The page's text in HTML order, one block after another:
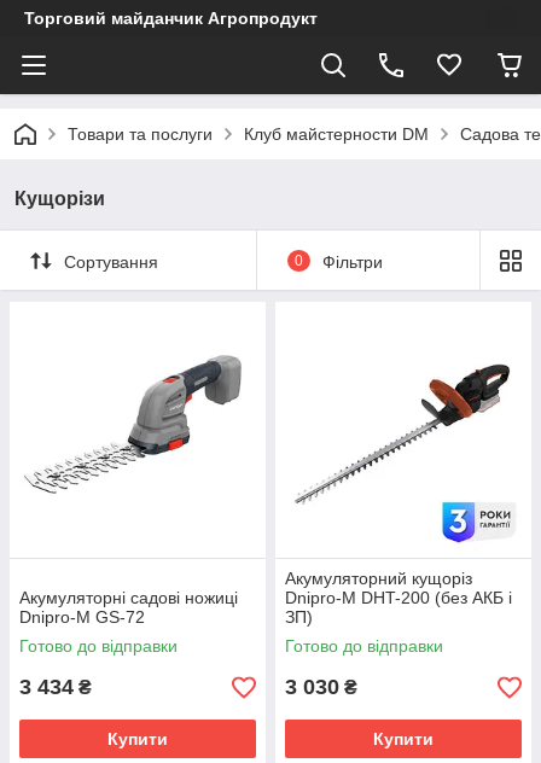
Торговий майданчик Агропродукт
Товари та послуги Клуб майстерности DM Садова
Кущорізи
Сортування 0 Фільтри
Акумуляторні садові ножиці
Dnipro-M GS-72
Готово до відправки
3 434 ₴
Купити
Акумуляторний кущоріз
Dnipro-M DHT-200 (без АКБ і
ЗП)
Готово до відправки
3 030 ₴
Купити